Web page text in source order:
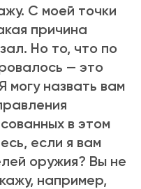
С моей точки
причина
Но то, что по
— это
могу назвать вам
в этом
если я вам
оружия? Вы не
например,